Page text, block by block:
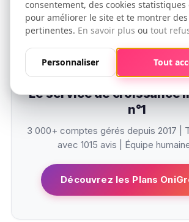
Les abonnes achetes n’acheteront
ni ne reserveront vos services.
pour de faux abonnes’est un euro
Le service de croissance
n°1
3 000+ comptes gérés depuis 2017 |
avec 1015 avis | Équipe
Découvrez les Plans
consentement, des cookies
pour améliorer le site et te montrer
pertinentes. En savoir plus ou tout
Personnaliser Tout